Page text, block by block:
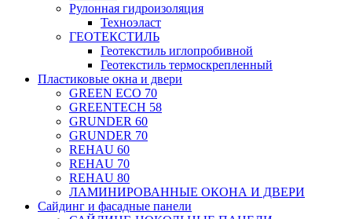
Рулонная гидроизоляция
Техноэласт
ГЕОТЕКСТИЛЬ
Геотекстиль иглопробивной
Геотекстиль термоскрепленный
Пластиковые окна и двери
GREEN ECO 70
GREENTECH 58
GRUNDER 60
GRUNDER 70
REHAU 60
REHAU 70
REHAU 80
ЛАМИНИРОВАННЫЕ ОКОНА И ДВЕРИ
Сайдинг и фасадные панели